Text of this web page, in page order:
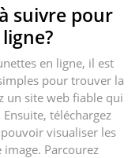
suivre pour
en ligne, il est
pour trouver la
un site web fiable qui
téléchargez
visualiser les
Parcourez